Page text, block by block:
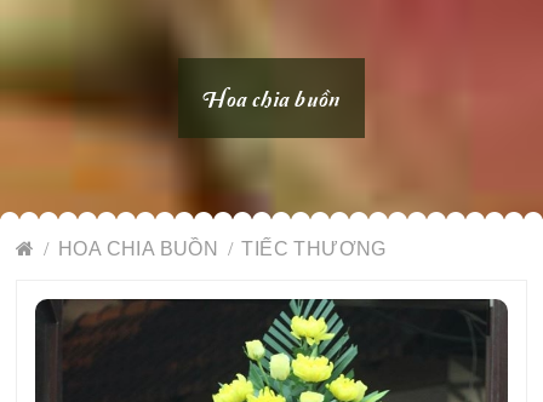
Hoa chia buồn
HOA CHIA BUỒN TIẾC THƯƠNG